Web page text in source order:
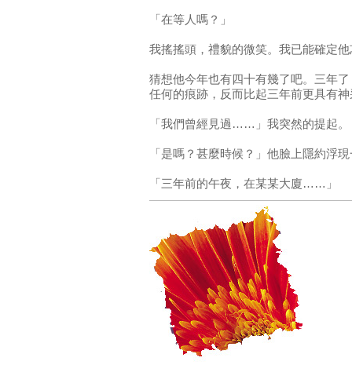
「在等人嗎？」
我搖搖頭，禮貌的微笑。我已能確定
猜想他今年也有四十有幾了吧。三年
任何的痕跡，反而比起三年前更具有神
「我們曾經見過……」我突然的提起。
「是嗎？甚麼時候？」他臉上隱約浮
「三年前的午夜，在某某大廈……」